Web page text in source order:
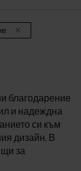
благодарение
и надеждна
си към
дизайн. В
за